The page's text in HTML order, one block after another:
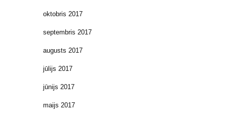
oktobris 2017
septembris 2017
augusts 2017
jūlijs 2017
jūnijs 2017
maijs 2017